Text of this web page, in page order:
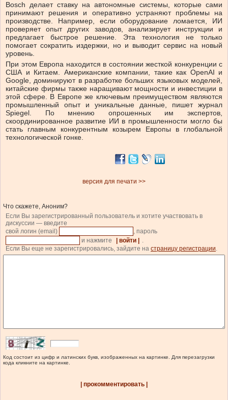
Bosch делает ставку на автономные системы, которые сами
принимают решения и оперативно устраняют проблемы на
производстве. Например, если оборудование ломается, ИИ
проверяет опыт других заводов, анализирует инструкции и
предлагает быстрое решение. Эта технология не только
помогает сократить издержки, но и выводит сервис на новый
уровень.
При этом Европа находится в состоянии жесткой конкуренции с
США и Китаем. Американские компании, такие как OpenAI и
Google, доминируют в разработке больших языковых моделей,
китайские фирмы также наращивают мощности и инвестиции в
этой сфере. В Европе же ключевым преимуществом являются
промышленный опыт и уникальные данные, пишет журнал
Spiegel. По мнению опрошенных им экспертов,
скоординированное развитие ИИ в промышленности могло бы
стать главным конкурентным козырем Европы в глобальной
технологической гонке.
версия для печати >>
Что скажете, Аноним?
Если Вы зарегистрированный пользователь и хотите участвовать в
дискуссии — введите
свой логин (email)
, пароль
и нажмите
| войти |
.
Если Вы еще не зарегистрировались, зайдите на страницу регистрации.
Код состоит из цифр и латинских букв, изображенных на картинке. Для перезагрузки
кода кликните на картинке.
| прокомментировать |